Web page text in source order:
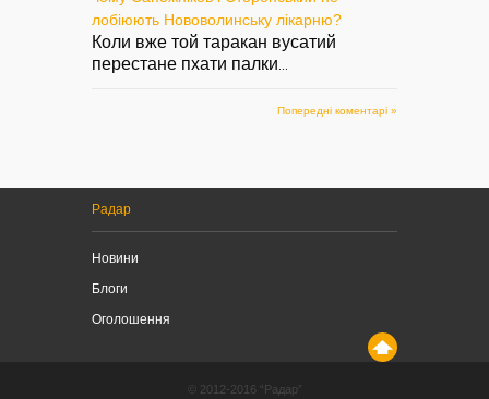
лобіюють Нововолинську лікарню?
Коли вже той таракан вусатий
перестане пхати палки
Попередні коментарі »
Радар
Новини
Блоги
Оголошення
© 2012-2016 “Радар”